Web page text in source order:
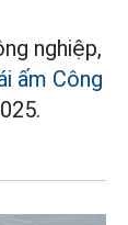
nghiệp,
ấm Công